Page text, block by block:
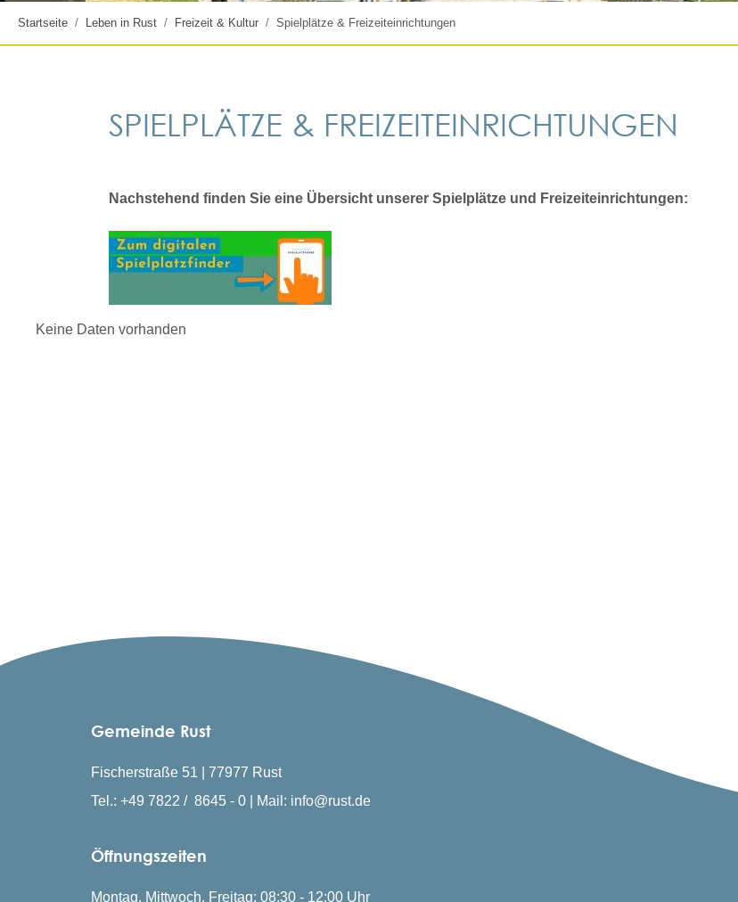
Startseite Leben in Rust Freizeit & Kultur Spielplätze & Freizeiteinrichtungen
SPIELPLÄTZE & FREIZEITEINRICHTUNGEN
Nachstehend finden Sie eine Übersicht unserer Spielplätze und Freizeiteinrichtungen:
Keine Daten vorhanden
Gemeinde Rust
Fischerstraße 51 | 77977 Rust
Tel.: +49 7822 / 8645 - 0 | Mail: info@rust.de
Öffnungszeiten
Montag, Mittwoch, Freitag: 08:30 - 12:00 Uhr